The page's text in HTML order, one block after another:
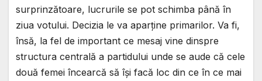
surprinzătoare, lucrurile se pot schimba până în
ziua votului. Decizia le va aparține primarilor. Va fi,
însă, la fel de important ce mesaj vine dinspre
structura centrală a partidului unde se aude că cele
două femei încearcă să își facă loc din ce în ce mai